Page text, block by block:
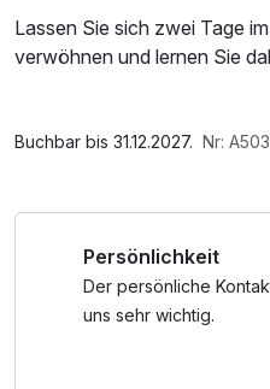
Lassen Sie sich zwei Tage
verwöhnen und lernen Sie
Vielseitigkeit der
Verlängerungsnacht inkl.
1 Flasche Mineralwasser,
Buchbar bis 31.12.2027. Nr:
Persönlichkeit
Der persönliche
uns sehr wichtig.